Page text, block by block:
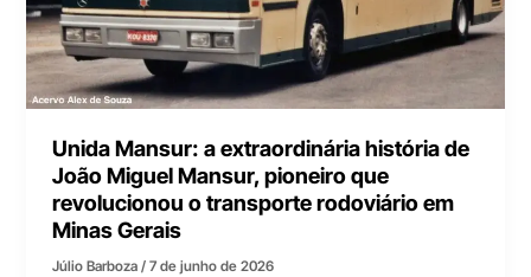
Unida Mansur: a extraordinária história de
João Miguel Mansur, pioneiro que
revolucionou o transporte rodoviário em
Minas Gerais
Júlio Barboza/7 de junho de 2026